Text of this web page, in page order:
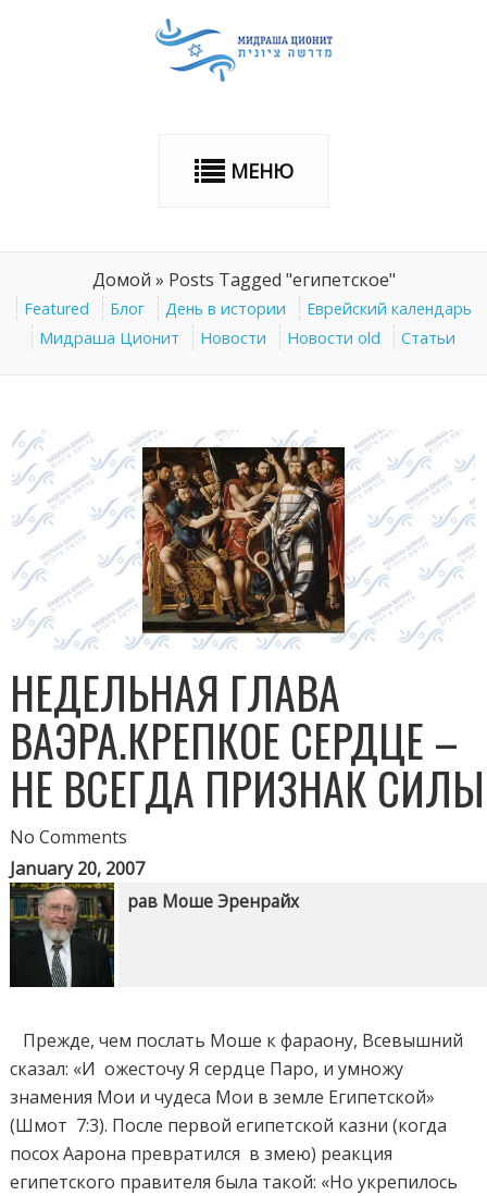
МЕНЮ
Домой » Posts Tagged "египетское"
Featured Блог День в истории
Еврейский календарь
Мидраша Ционит
Новости Новости old Статьи
НЕДЕЛЬНАЯ ГЛАВА
ВАЭРА.КРЕПКОЕ СЕРДЦЕ –
НЕ ВСЕГДА ПРИЗНАК СИЛЫ
No Comments
January 20, 2007
рав Моше Эренрайх
Прежде, чем послать Моше к фараону, Всевышний
сказал: «И ожесточу Я сердце Паро, и умножу
знамения Мои и чудеса Мои в земле Египетской»
(Шмот 7:3). После первой египетской казни (когда
посох Аарона превратился в змею) реакция
египетского правителя была такой: «Но укрепилось